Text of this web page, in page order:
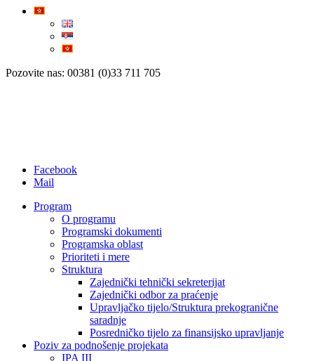
Pozovite nas: 00381 (0)33 711 705
Facebook
Mail
Program
O programu
Programski dokumenti
Programska oblast
Prioriteti i mere
Struktura
Zajednički tehnički sekreterijat
Zajednički odbor za praćenje
Upravljačko tijelo/Struktura prekogranične
saradnje
Posredničko tijelo za finansijsko upravljanje
Poziv za podnošenje projekata
IPA III